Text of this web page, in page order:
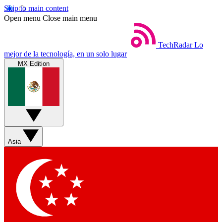
Skip to main content
Open menu Close main menu
TechRadar Lo
mejor de la tecnología, en un solo lugar
MX Edition
Asia